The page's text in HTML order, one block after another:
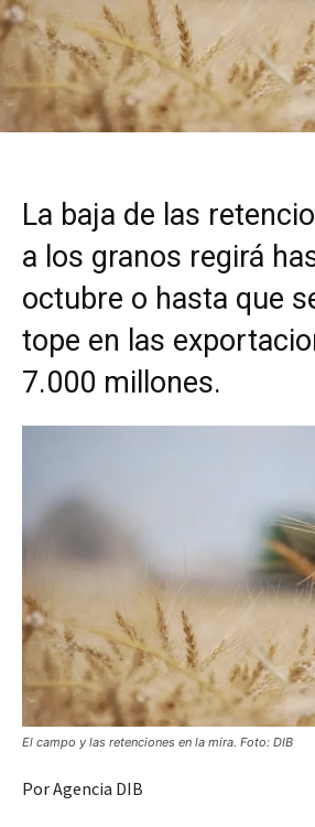
La baja de las
a los granos regirá
octubre o hasta que
tope en las
7.000 millones.
El campo y las retenciones en la mira. Foto: DIB
Por Agencia DIB